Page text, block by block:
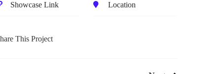
Showcase Link Location
This Project